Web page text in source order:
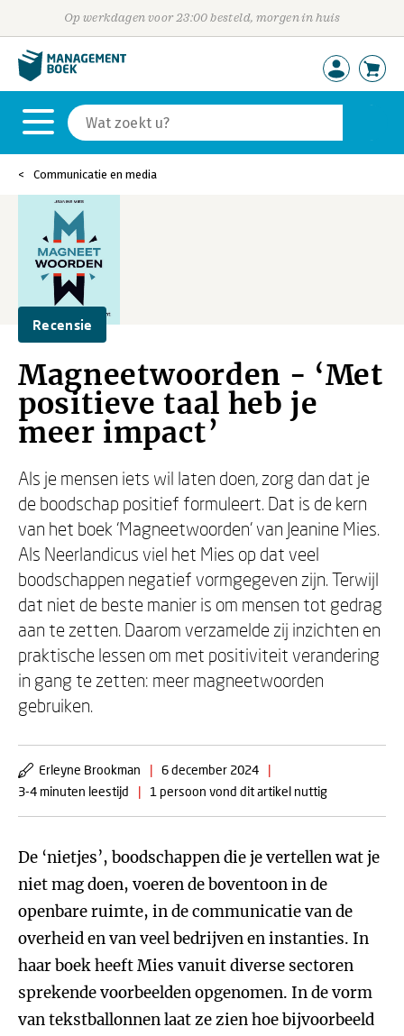
Op werkdagen voor 23:00 besteld, morgen in huis
Communicatie en media
Recensie
Magneetwoorden - ‘Met
positieve taal heb je
meer impact’
Als je mensen iets wil laten doen, zorg dan dat je
de boodschap positief formuleert. Dat is de kern
van het boek ‘Magneetwoorden’ van Jeanine Mies.
Als Neerlandicus viel het Mies op dat veel
boodschappen negatief vormgegeven zijn. Terwijl
dat niet de beste manier is om mensen tot gedrag
aan te zetten. Daarom verzamelde zij inzichten en
praktische lessen om met positiviteit verandering
in gang te zetten: meer magneetwoorden
gebruiken.
Erleyne Brookman | 6 december 2024
|
3-4 minuten leestijd
| 1 persoon vond dit artikel nuttig
De ‘nietjes’, boodschappen die je vertellen wat je
niet mag doen, voeren de boventoon in de
openbare ruimte, in de communicatie van de
overheid en van veel bedrijven en instanties. In
haar boek heeft Mies vanuit diverse sectoren
sprekende voorbeelden opgenomen. In de vorm
van tekstballonnen laat ze zien hoe bijvoorbeeld